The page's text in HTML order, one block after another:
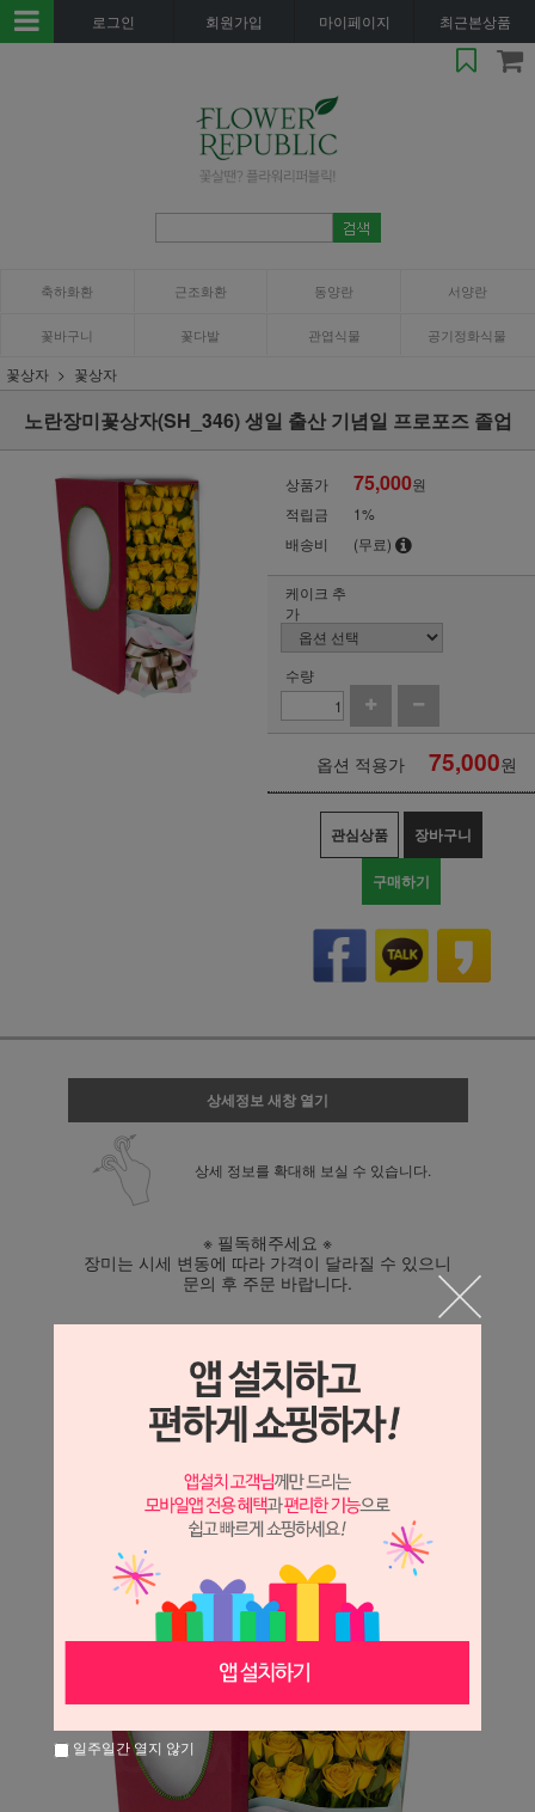
로그인 회원가입 마이페이지 최근본상품
축하화환 근조화환 동양란 서양란
꽃바구니 꽃다발 관엽식물 공기정화식물
꽃상자 꽃상자
노란장미꽃상자(SH_346) 생일 출산 기념일 프로포즈 졸업
상품가 75,000원
적립금
1%
배송비
(무료)
케이크 추
가
수량
옵션 적용가 75,000원
관심상품 장바구니
구매하기
상세정보 새창 열기
상세 정보를 확대해 보실 수 있습니다.
※ 필독해주세요 ※
장미는 시세 변동에 따라 가격이 달라질 수 있으니
문의 후 주문 바랍니다.
일주일간 열지 않기